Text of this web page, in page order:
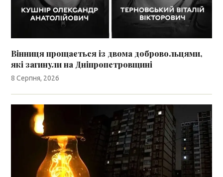
Вінниця прощається із двома добровольцями,
які загинули на Дніпропетровщині
8 Серпня, 2026